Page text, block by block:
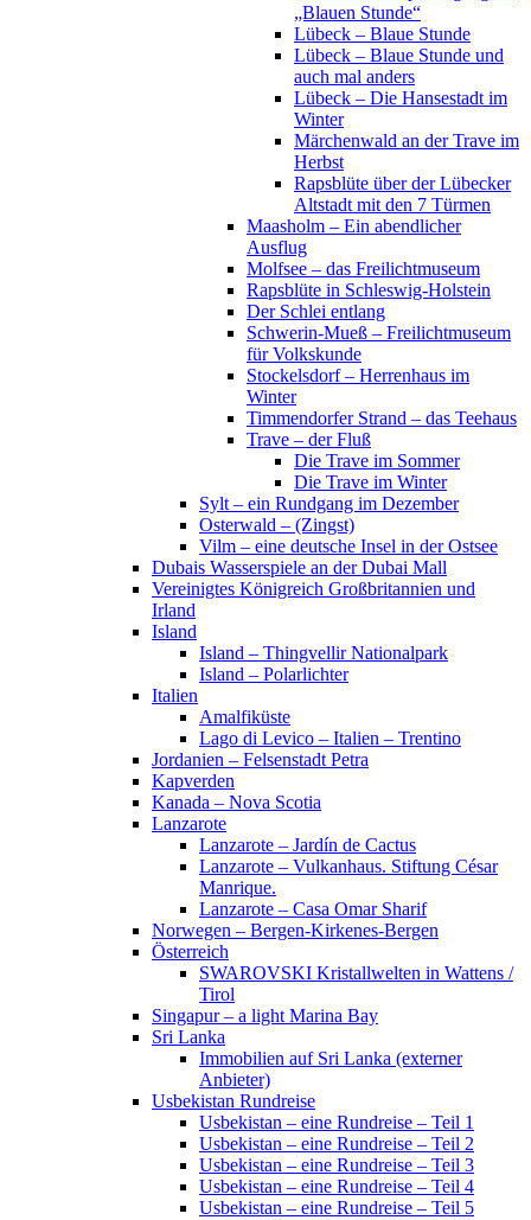
„Blauen Stunde“
Lübeck – Blaue Stunde
Lübeck – Blaue Stunde und
auch mal anders
Lübeck – Die Hansestadt im
Winter
Märchenwald an der Trave im
Herbst
Rapsblüte über der Lübecker
Altstadt mit den 7 Türmen
Maasholm – Ein abendlicher
Ausflug
Molfsee – das Freilichtmuseum
Rapsblüte in Schleswig-Holstein
Der Schlei entlang
Schwerin-Mueß – Freilichtmuseum
für Volkskunde
Stockelsdorf – Herrenhaus im
Winter
Timmendorfer Strand – das Teehaus
Trave – der Fluß
Die Trave im Sommer
Die Trave im Winter
Sylt – ein Rundgang im Dezember
Osterwald – (Zingst)
Vilm – eine deutsche Insel in der Ostsee
Dubais Wasserspiele an der Dubai Mall
Vereinigtes Königreich Großbritannien und
Irland
Island
Island – Thingvellir Nationalpark
Island – Polarlichter
Italien
Amalfiküste
Lago di Levico – Italien – Trentino
Jordanien – Felsenstadt Petra
Kapverden
Kanada – Nova Scotia
Lanzarote
Lanzarote – Jardín de Cactus
Lanzarote – Vulkanhaus. Stiftung César
Manrique.
Lanzarote – Casa Omar Sharif
Norwegen – Bergen-Kirkenes-Bergen
Österreich
SWAROVSKI Kristallwelten in Wattens /
Tirol
Singapur – a light Marina Bay
Sri Lanka
Immobilien auf Sri Lanka (externer
Anbieter)
Usbekistan Rundreise
Usbekistan – eine Rundreise – Teil 1
Usbekistan – eine Rundreise – Teil 2
Usbekistan – eine Rundreise – Teil 3
Usbekistan – eine Rundreise – Teil 4
Usbekistan – eine Rundreise – Teil 5